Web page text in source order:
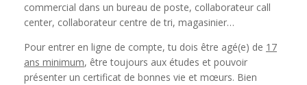
commercial dans un bureau de poste, collaborateur call
center, collaborateur centre de tri, magasinier…
Pour entrer en ligne de compte, tu dois être agé(e) de 17
ans minimum, être toujours aux études et pouvoir
présenter un certificat de bonnes vie et mœurs. Bien